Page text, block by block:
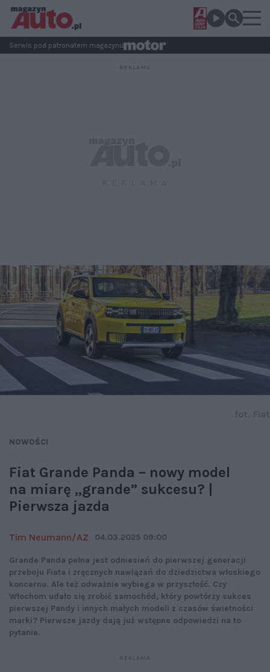
Serwis pod patronatem magazynu
NOWOŚCI
Fiat Grande Panda – nowy model
na miarę „grande” sukcesu? |
Pierwsza jazda
Tim Neumann/AZ 04.03.2025 09:00
Grande Panda pełna jest odniesień do pierwszej generacji
przeboju Fiata i zręcznych nawiązań do dziedzictwa włoskiego
koncernu. Ale też odważnie wybiega w przyszłość. Czy
Włochom udało się zrobić samochód, który powtórzy sukces
pierwszej Pandy i innych małych modeli z czasów świetności
marki? Pierwsze jazdy dają już wstępne odpowiedzi na to
pytanie.